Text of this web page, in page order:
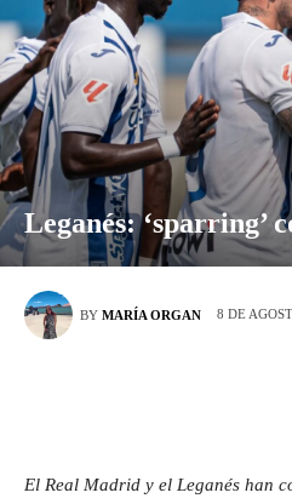
Leganés: ‘sparring’
BY MARÍA ORGAN 8 DE
El Real Madrid y el Leganés han